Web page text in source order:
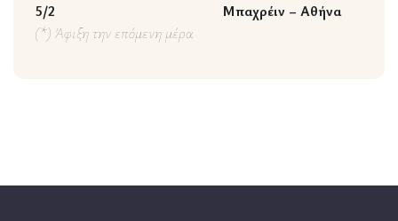
5/2
Μπαχρέιν – Αθήνα
(*) Άφιξη την επόμενη μέρα